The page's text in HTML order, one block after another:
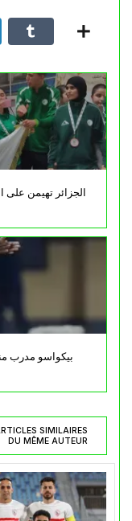
الجزائر تهيمن على
بيكواسو مدرب
SIMILAIRES
DU MÊME AUTEUR